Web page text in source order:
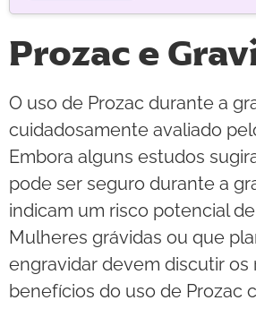
Prozac e
O uso de Prozac durante a
cuidadosamente avaliado
Embora alguns estudos
pode ser seguro durante a
indicam um risco potencial
Mulheres grávidas ou que
engravidar devem discutir os
benefícios do uso de Prozac